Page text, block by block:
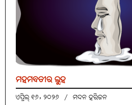
ମହମବତୀର ଲୁହ
ଏପ୍ରିଲ୍ ୧୬, ୨୦୨୬ / ମଦନ ହରିଜନ